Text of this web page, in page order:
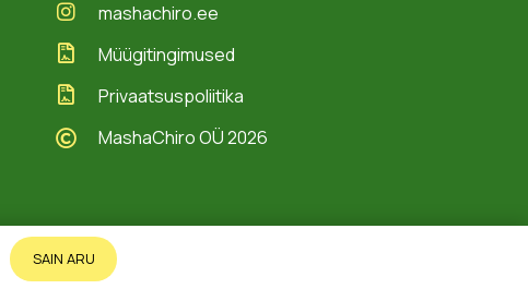
mashachiro.ee
Müügitingimused
Privaatsuspoliitika
MashaChiro OÜ 2026
SAIN ARU